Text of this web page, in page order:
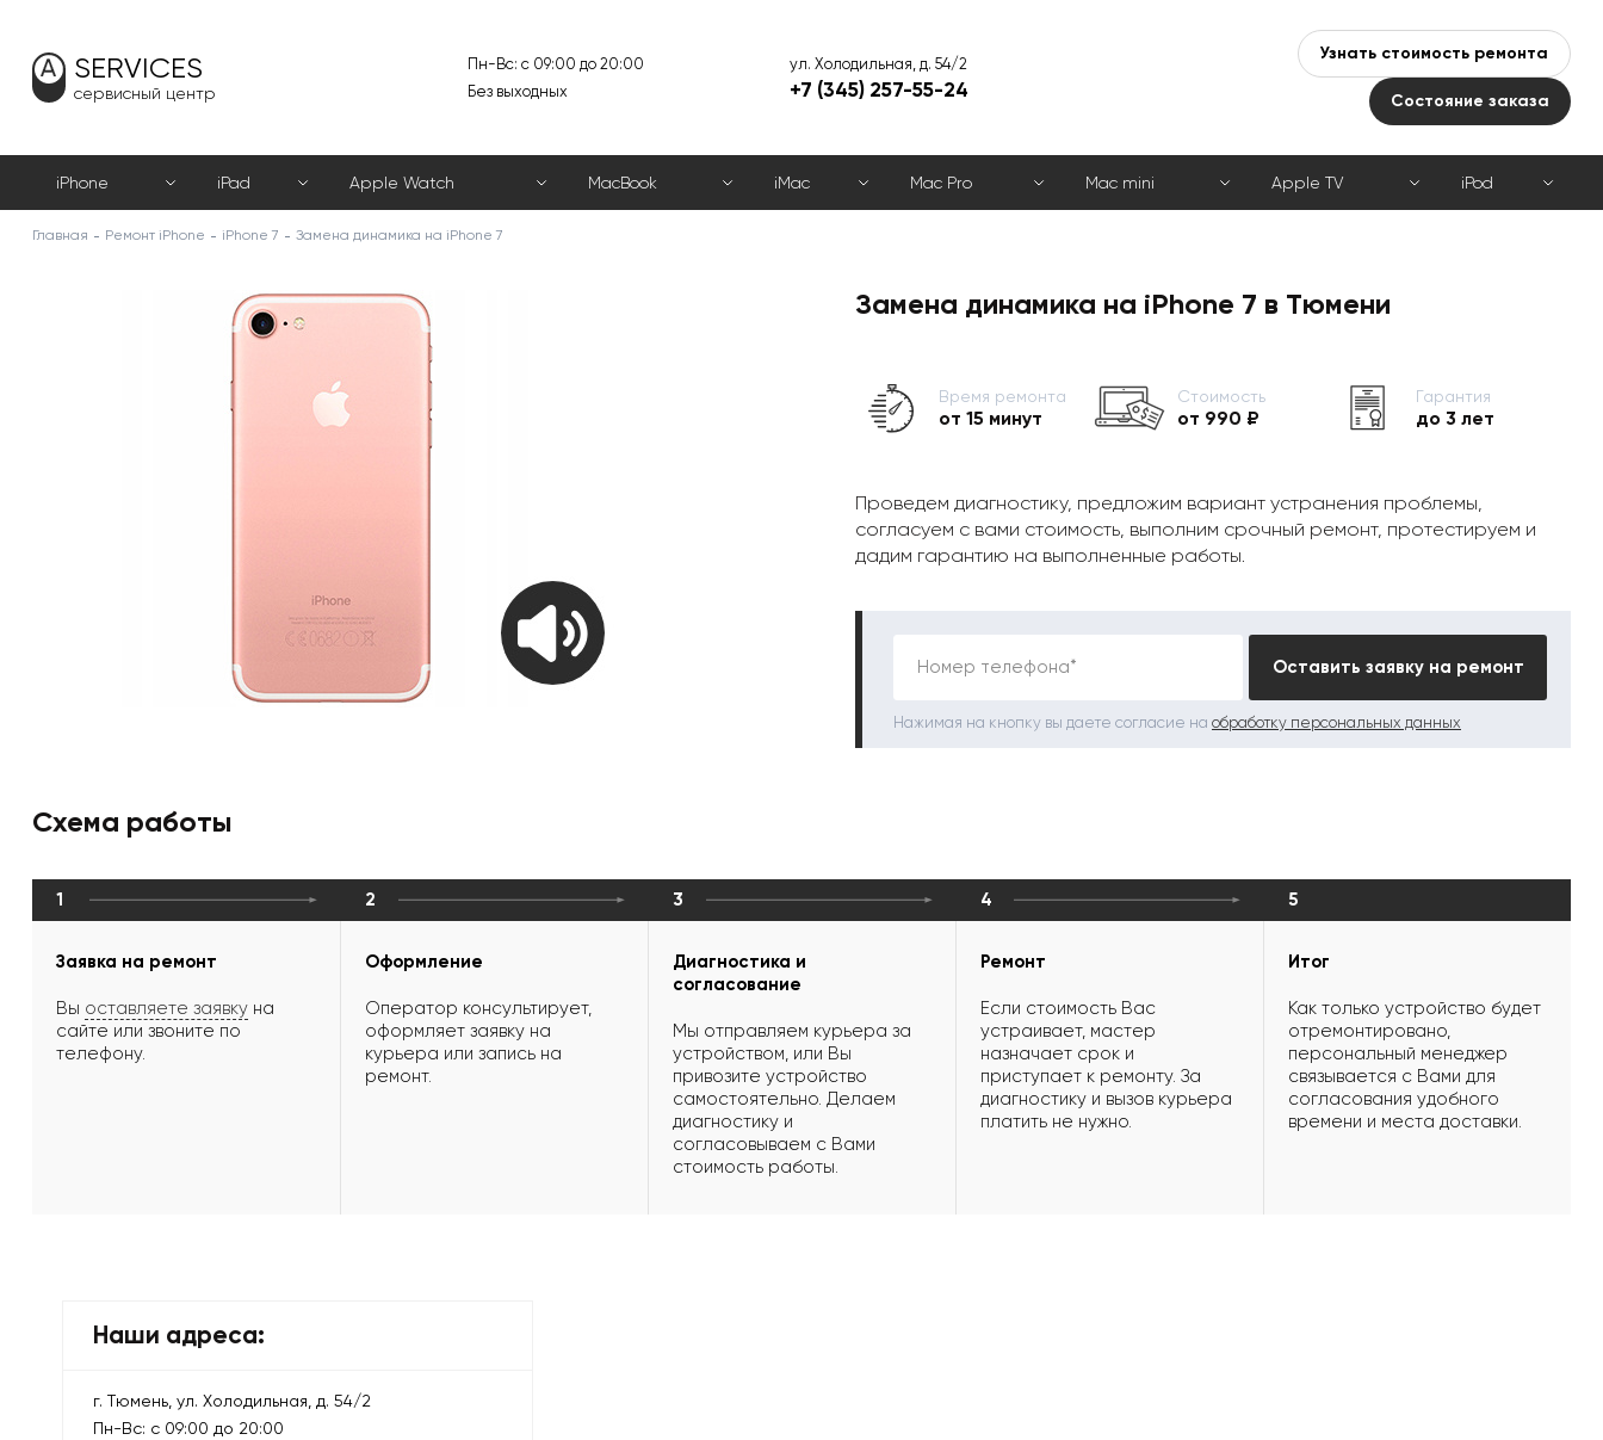
SERVICES
сервисный центр
Пн-Вс: с 09:00 до 20:00
Без выходных
ул. Холодильная, д. 54/2
+7 (345) 257-55-24
Узнать стоимость ремонта
Состояние заказа
iPhone iPad Apple Watch MacBook iMac Mac Pro Mac mini Apple TV iPod
Главная Ремонт iPhone iPhone 7 Замена динамика на iPhone 7
Замена динамика на iPhone 7 в Тюмени
Время ремонта
от 15 минут
Стоимость
от 990 ₽
Гарантия
до 3 лет
Проведем диагностику, предложим вариант устранения проблемы,
согласуем с вами стоимость, выполним срочный ремонт, протестируем и
дадим гарантию на выполненные работы.
Номер телефона* Оставить заявку на ремонт
Нажимая на кнопку вы даете согласие на обработку персональных данных
Схема работы
1
Заявка на ремонт
Вы оставляете заявку на
сайте или звоните по
телефону.
2
Оформление
Оператор консультирует,
оформляет заявку на
курьера или запись на
ремонт.
3
Диагностика и
согласование
Мы отправляем курьера за
устройством, или Вы
привозите устройство
самостоятельно. Делаем
диагностику и
согласовываем с Вами
стоимость работы.
4
Ремонт
Если стоимость Вас
устраивает, мастер
назначает срок и
приступает к ремонту. За
диагностику и вызов курьера
платить не нужно.
5
Итог
Как только устройство будет
отремонтировано,
персональный менеджер
связывается с Вами для
согласования удобного
времени и места доставки.
Наши адреса:
г. Тюмень, ул. Холодильная, д. 54/2
Пн-Вс: с 09:00 до 20:00